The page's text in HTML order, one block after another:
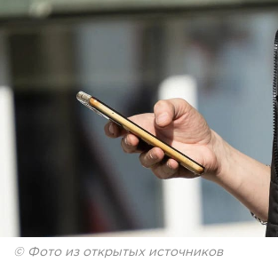
© Фото из открытых источников